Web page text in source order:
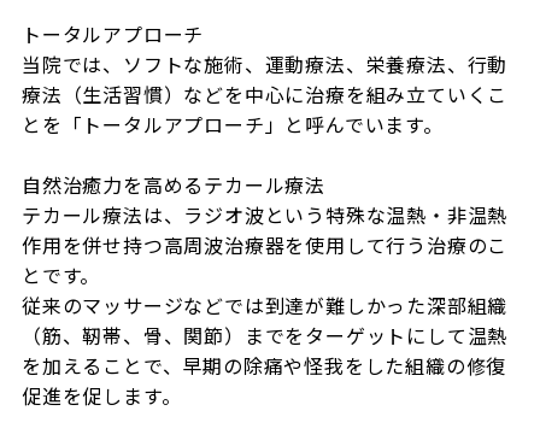
トータルアプローチ
当院では、ソフトな施術、運動療法、栄養療法、行動
療法（生活習慣）などを中心に治療を組み立ていくこ
とを「トータルアプローチ」と呼んでいます。
自然治癒力を高めるテカール療法
テカール療法は、ラジオ波という特殊な温熱・非温熱
作用を併せ持つ高周波治療器を使用して行う治療のこ
とです。
従来のマッサージなどでは到達が難しかった深部組織
（筋、靭帯、骨、関節）までをターゲットにして温熱
を加えることで、早期の除痛や怪我をした組織の修復
促進を促します。